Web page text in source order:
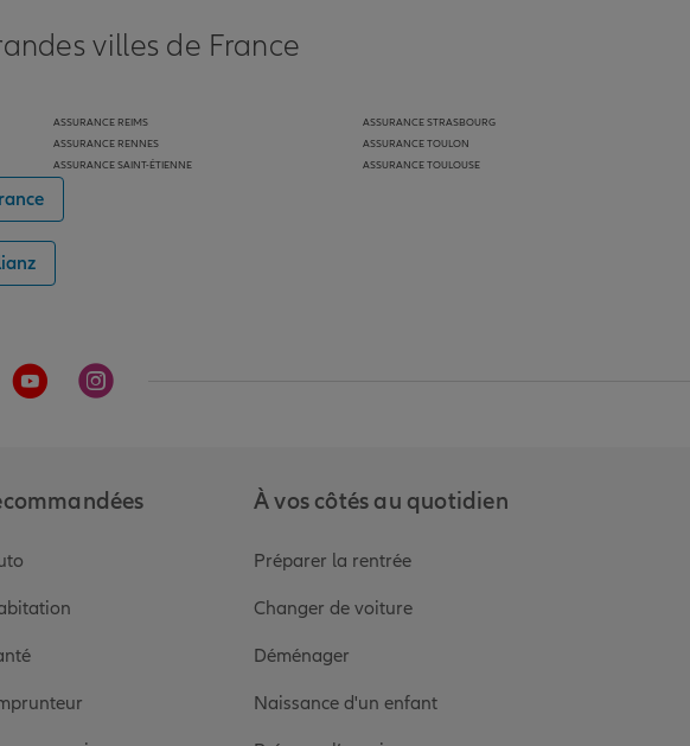
villes de France
ASSURANCE REIMS
ASSURANCE RENNES
ASSURANCE SAINT-ÉTIENNE
ASSURANCE STRASBOURG
ASSURANCE TOULON
ASSURANCE TOULOUSE
de Allianz
Twitter de Allianz
la page Linkedin de Allianz
Aller sur la page Youtube de Allianz
Aller sur la page Instagram de Allianz
À vos côtés au quotidien
Préparer la rentrée
Changer de voiture
Déménager
Naissance d'un enfant